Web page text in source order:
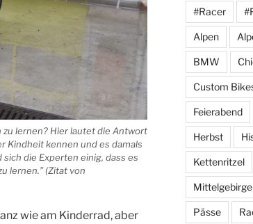
zu lernen? Hier lautet die Antwort
Kindheit kennen und es damals
die Experten einig, dass es
lernen.” (Zitat von
wie am Kinderrad, aber
#Racer
Alpen
BMW
Custom
Feierabend
Herbst
Kettenritzel
Mittelgebirge
Pässe